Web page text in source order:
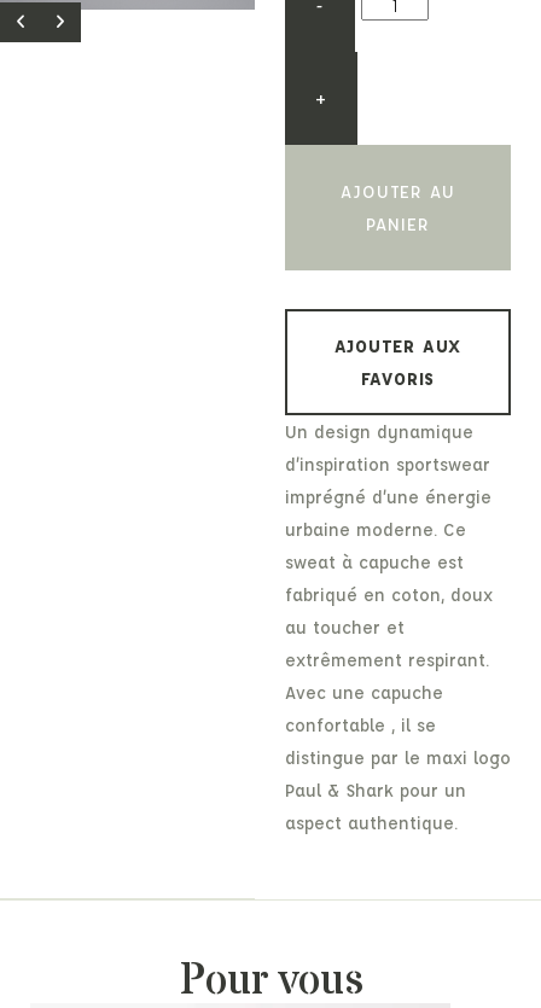
-
+
AJOUTER AU
PANIER
AJOUTER AUX
FAVORIS
Un design dynamique
d’inspiration sportswear
imprégné d’une énergie
urbaine moderne. Ce
sweat à capuche est
fabriqué en coton, doux
au toucher et
extrêmement respirant.
Avec une capuche
confortable , il se
distingue par le maxi logo
Paul & Shark pour un
aspect authentique.
Pour vous